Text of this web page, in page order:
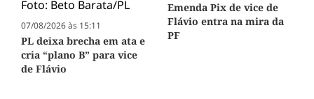
07/08/2026 às 15:11
PL deixa brecha em ata e
cria “plano B” para vice
de Flávio
Emenda Pix de vice de
Flávio entra na mira da
PF